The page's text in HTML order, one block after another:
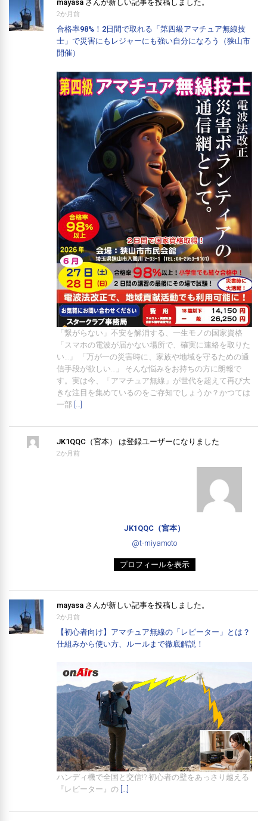
mayasa さんが新しい記事を投稿しました。
2か月前
合格率98%！2日間で取れる「第四級アマチュア無線技
士」で災害にもレジャーにも強い自分になろう（狭山市
開催）
「繋がらない」不安を解消する、一生モノの国家資格
「スマホの電波が届かない場所で、確実に連絡を取りた
い…」 「万が一の災害時に、家族や地域を守るための通
信手段が欲しい…」 そんな悩みをお持ちの方に朗報で
す。実は今、「アマチュア無線」が世代を超えて再び大
きな注目を集めているのをご存知でしょうか？かつては
一部 […]
JK1QQC（宮本） は登録ユーザーになりました
2か月前
JK1QQC（宮本）
@t-miyamoto
プロフィールを表示
mayasa さんが新しい記事を投稿しました。
2か月前
【初心者向け】アマチュア無線の「レピーター」とは？
仕組みから使い方、ルールまで徹底解説！
ハンディ機で全国と交信!? 初心者の壁をあっさり越える
『レピーター』の […]